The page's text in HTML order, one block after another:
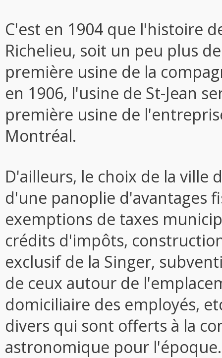
C'est en 1904 que l'histoire
Richelieu, soit un peu plus
première usine de la
en 1906, l'usine de St-Jean
première usine de
Montréal.
D'ailleurs, le choix de la ville
d'une panoplie d'avantages
exemptions de taxes
crédits d'impôts,
exclusif de la Singer,
de ceux autour de
domiciliaire des employés,
divers qui sont offerts à la
astronomique pour l'époque.